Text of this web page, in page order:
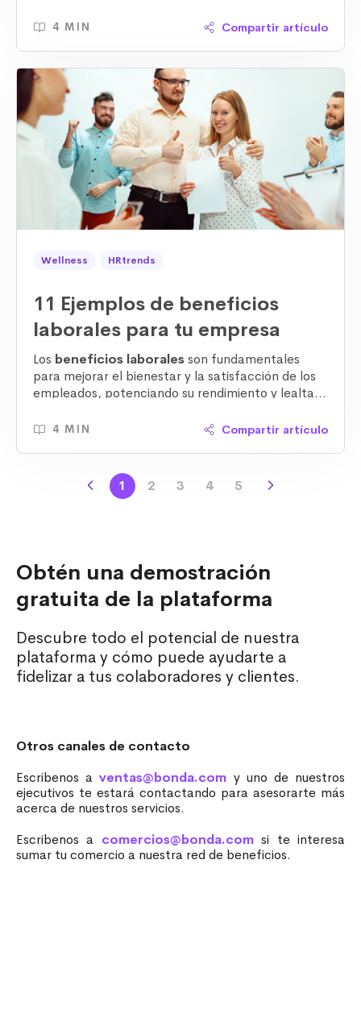
implementación de estrategias efectivas, como el
desgastado.
Este artículo explora cómo puedes
combatir, manejar y evitar el estrés laboral en tu
organización.
4 MIN Compartir artículo
Wellness HRtrends
11 Ejemplos de beneficios
laborales para tu empresa
Los beneficios laboralesson fundamentales
para mejorar el bienestar y la satisfacción de los
empleados, potenciando su rendimiento y lealtad
o mejorar el
programa de beneficiosde tu
completamente el ambiente laboral y la
productividad de tu equipo.
4 MIN Compartir artículo
1 2 3 4 5
Obtén una demostración
gratuita de la plataforma
Descubre todo el potencial de nuestra
plataforma y cómo puede ayudarte a
fidelizar a tus colaboradores y clientes.
Otros canales de contacto
Escribenos aventas@bonda.com y uno de nuestros
ejecutivos te estará contactando para asesorarte más
acerca de nuestros servicios.
Escribenos a comercios@bonda.comsi te interesa
sumar tu comercio a nuestra red de beneficios.